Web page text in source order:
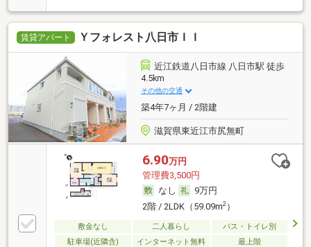
賃貸アパート Ｙフォレスト八日市ＩＩ
近江鉄道八日市線 八日市駅 徒歩
4.5km
その他の交通
築4年7ヶ月 / 2階建
滋賀県東近江市尻無町
6.90万円
管理費3,500円
なし
9万円
2階 / 2LDK（59.09m2）
敷金なし 二人暮らし
バス・トイレ別
駐車場(近隣含)
インターネット無料 最上階